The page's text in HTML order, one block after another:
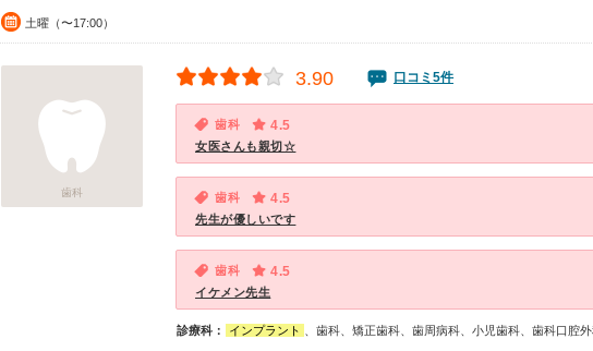
土曜（〜17:00）
歯科
3.90 口コミ5件
歯科 4.5
女医さんも親切☆
歯科 4.5
先生が優しいです
歯科 4.5
イケメン先生
診療科： インプラント 、歯科、矯正歯科、歯周病科、小児歯科、歯科口腔